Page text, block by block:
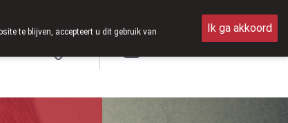
te blijven, accepteert u dit gebruik van
Ik ga akkoord